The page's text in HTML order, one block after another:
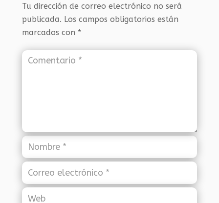
Tu dirección de correo electrónico no será
publicada. Los campos obligatorios están
marcados con *